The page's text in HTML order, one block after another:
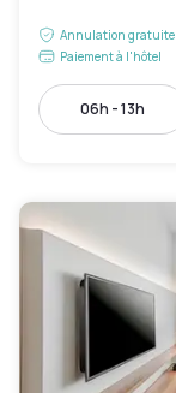
Annulation gratuite
Paiement à l'hôtel
06h - 13h